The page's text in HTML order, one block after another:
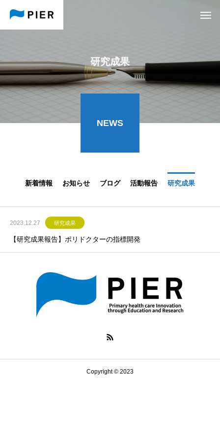
研究成果
NEWS
新着情報 お知らせ ブログ 活動報告 研究成果
2023.12.27 研究成果
【研究成果報告】ポリドクターの指標開発
Copyright © 2023